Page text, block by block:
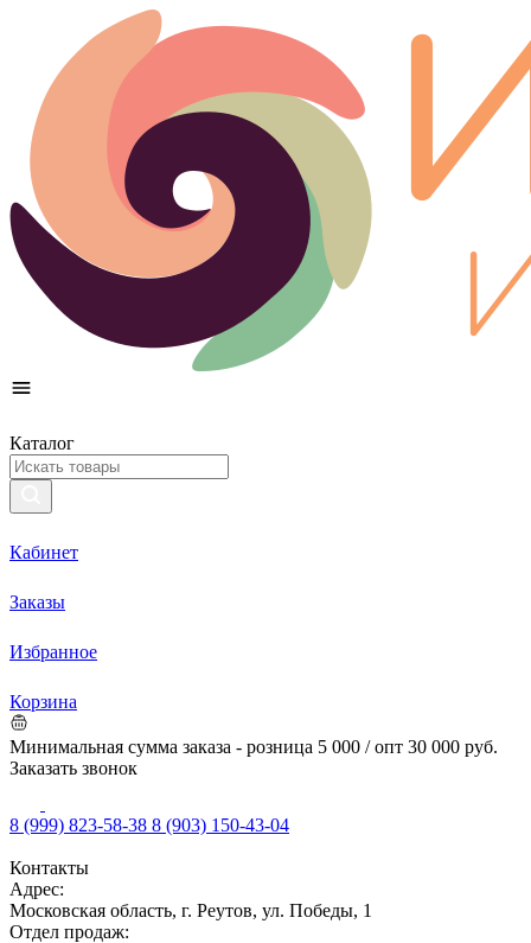
Каталог
Кабинет
Заказы
Избранное
Корзина
Минимальная сумма заказа - розница 5 000 / опт 30 000 руб.
Заказать звонок
8 (999) 823-58-38 8 (903) 150-43-04
Контакты
Адрес:
Московская область, г. Реутов, ул. Победы, 1
Отдел продаж: